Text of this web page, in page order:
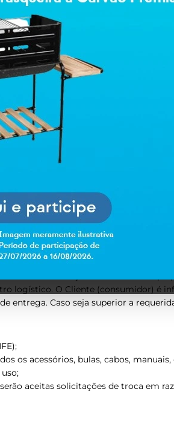
do recebimento do produto;
à instituição financeira ou à
já tenha sido realizado.
do recebimento do produto;
recebimento do produto. Após esse
a partir do recebimento do
com nossa Central de
da compra do produto.
no prazo de 2 dias úteis com
3 tentativas de coleta do produto
entrega em nosso centro logístico
para certificar de que está nas
elaboração do relatório de aceite ou
ou devoluções no menor
logístico. O Cliente (consumidor) é
entrega. Caso seja superior a
os acessórios, bulas, cabos,
aceitas solicitações de troca em